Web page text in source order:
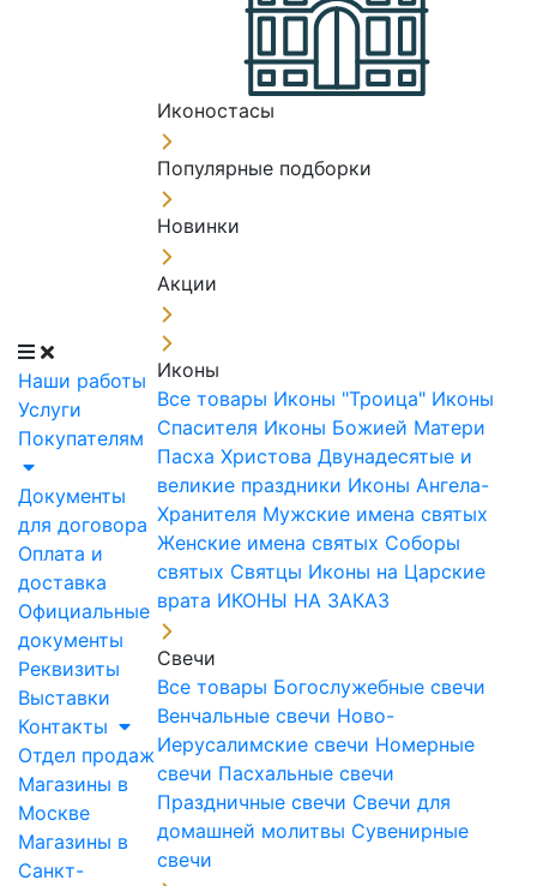
Наши работы
Услуги
Покупателям
Документы
для договора
Оплата и
доставка
Официальные
документы
Реквизиты
Выставки
Контакты
Отдел продаж
Магазины в
Москве
Магазины в
Санкт-
Иконостасы
Популярные подборки
Новинки
Акции
Иконы
Все товары Иконы "Троица" Иконы
Спасителя Иконы Божией Матери
Пасха Христова Двунадесятые и
великие праздники Иконы Ангела-
Хранителя Мужские имена святых
Женские имена святых Соборы
святых Святцы Иконы на Царские
врата ИКОНЫ НА ЗАКАЗ
Свечи
Все товары Богослужебные свечи
Венчальные свечи Ново-
Иерусалимские свечи Номерные
свечи Пасхальные свечи
Праздничные свечи Свечи для
домашней молитвы Сувенирные
свечи